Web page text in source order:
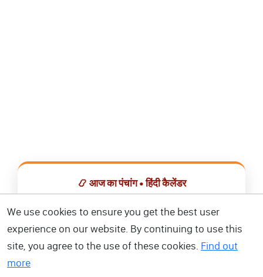
📿 आज का पंचांग • हिंदी कैलेंडर
📅 हिंदी कैलेंडर ऐप डाउनलोड करें
We use cookies to ensure you get the best user
experience on our website. By continuing to use this
site, you agree to the use of these cookies. Find out
more